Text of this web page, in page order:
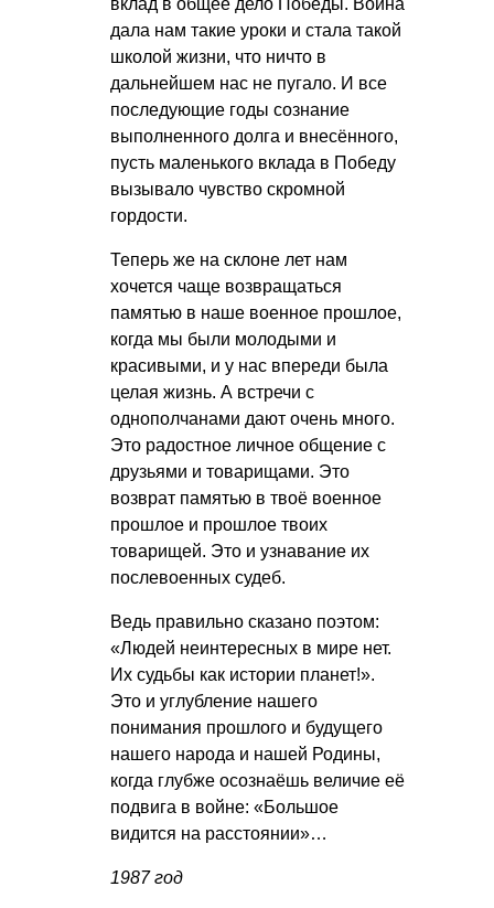
дала нам такие уроки и стала такой
школой жизни, что ничто в
дальнейшем нас не пугало. И все
последующие годы сознание
выполненного долга и внесённого,
пусть маленького вклада в Победу
вызывало чувство скромной
гордости.
Теперь же на склоне лет нам
хочется чаще возвращаться
памятью в наше военное прошлое,
когда мы были молодыми и
красивыми, и у нас впереди была
целая жизнь. А встречи с
однополчанами дают очень много.
Это радостное личное общение с
друзьями и товарищами. Это
возврат памятью в твоё военное
прошлое и прошлое твоих
товарищей. Это и узнавание их
послевоенных судеб.
Ведь правильно сказано поэтом:
«Людей неинтересных в мире нет.
Их судьбы как истории планет!».
Это и углубление нашего
понимания прошлого и будущего
нашего народа и нашей Родины,
когда глубже осознаёшь величие её
подвига в войне: «Большое
видится на расстоянии»…
1987 год